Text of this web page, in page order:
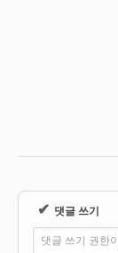
✔ 댓글 쓰기
댓글 쓰기 권한